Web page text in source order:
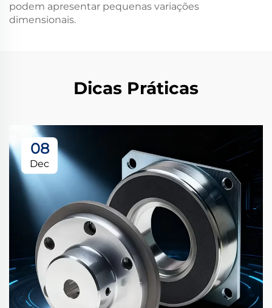
podem apresentar pequenas variações
dimensionais.
Dicas Práticas
08
Dec